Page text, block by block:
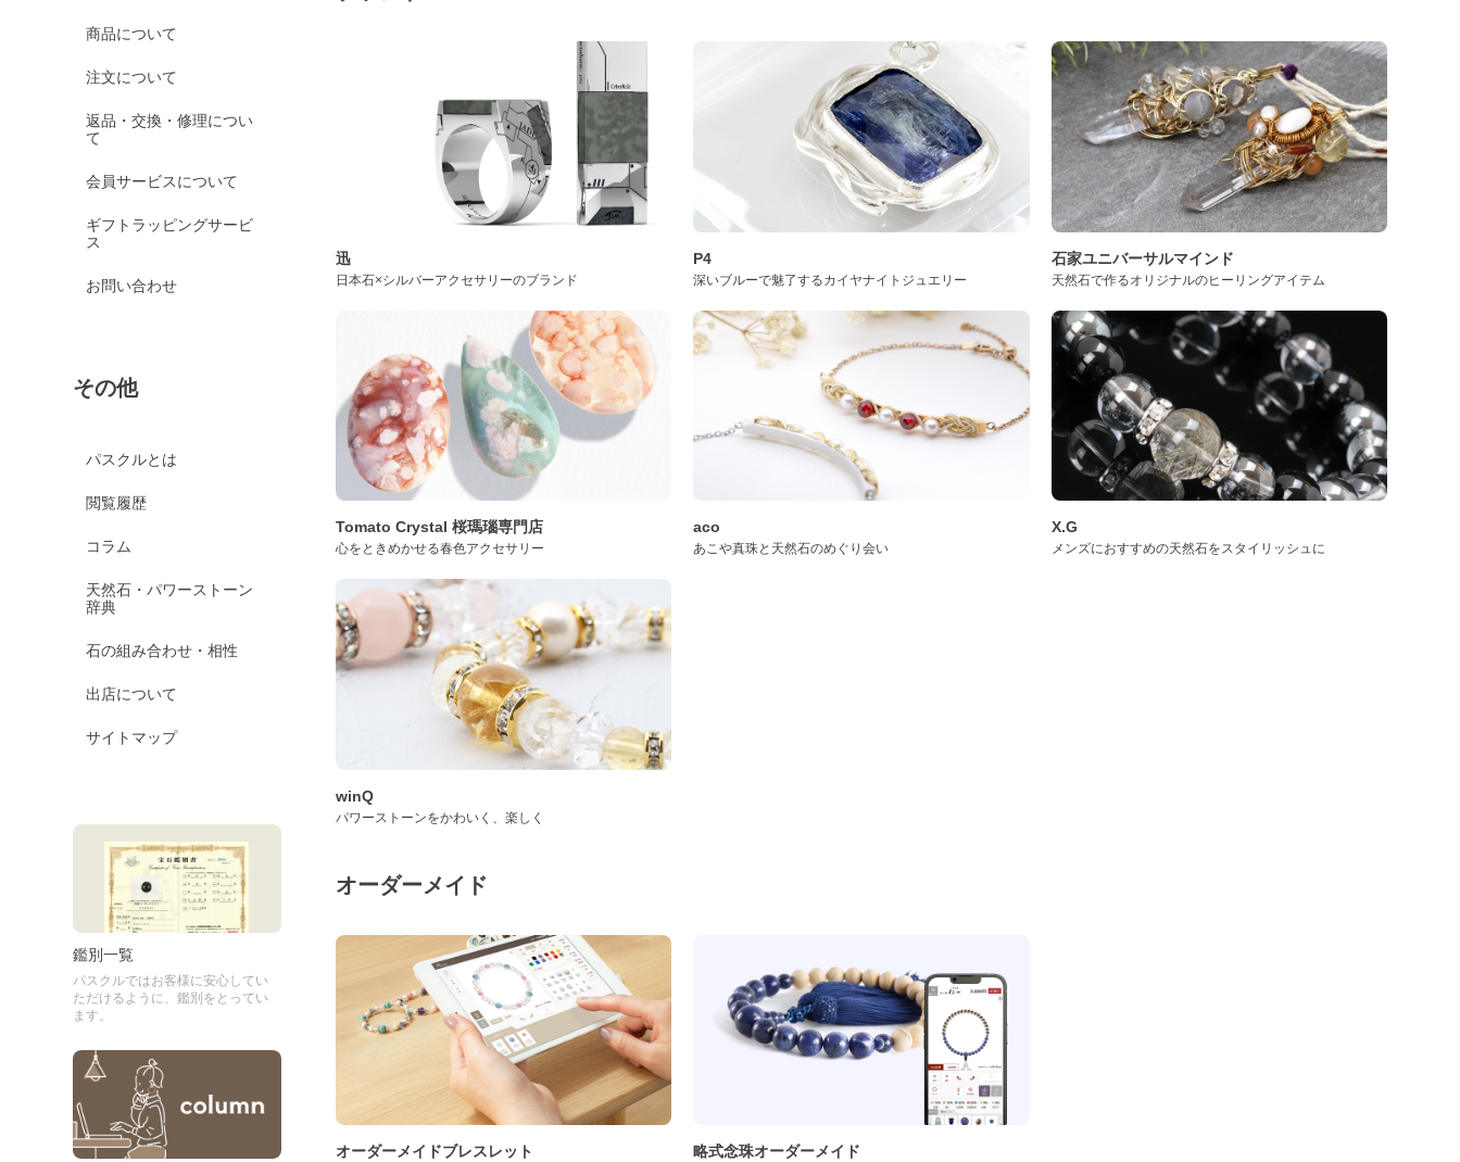
商品について
注文について
返品・交換・修理につい
て
会員サービスについて
ギフトラッピングサービ
ス
お問い合わせ
その他
パスクルとは
閲覧履歴
コラム
天然石・パワーストーン
辞典
石の組み合わせ・相性
出店について
サイトマップ
鑑別一覧
パスクルではお客様に安心してい
ただけるように、鑑別をとってい
ます。
迅
日本石×シルバーアクセサリーのブランド
P4
深いブルーで魅了するカイヤナイトジュエリー
石家ユニバーサルマインド
天然石で作るオリジナルのヒーリングアイテム
Tomato Crystal 桜瑪瑙専門店
心をときめかせる春色アクセサリー
aco
あこや真珠と天然石のめぐり会い
X.G
メンズにおすすめの天然石をスタイリッシュに
winQ
パワーストーンをかわいく、楽しく
オーダーメイド
オーダーメイドブレスレット 略式念珠オーダーメイド